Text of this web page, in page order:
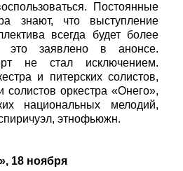
Постоянные
знают, что выступление
всегда будет более
это заявлено в анонсе.
не стал исключением.
и питерских солистов,
солистов оркестра «Онего»,
национальных мелодий,
этнофьюжн.
18 ноября